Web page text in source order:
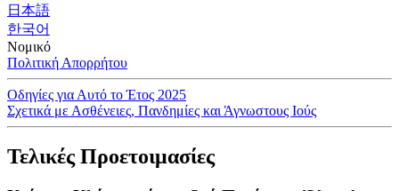
日本語
한국어
Νομικό
Πολιτική Απορρήτου
Οδηγίες για Αυτό το Έτος 2025
Σχετικά με Ασθένειες, Πανδημίες και Άγνωστους Ιούς
Τελικές Προετοιμασίες